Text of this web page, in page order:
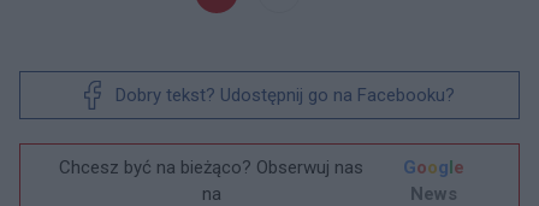
Dobry tekst? Udostępnij go na Facebooku?
Chcesz być na bieżąco? Obserwuj nas
na
Google
News